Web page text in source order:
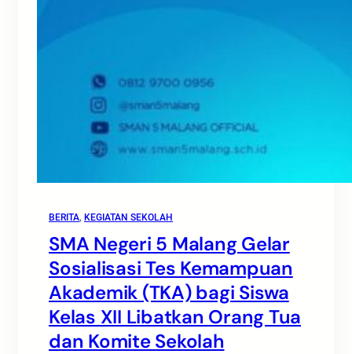
BERITA, KEGIATAN SEKOLAH
SMA Negeri 5 Malang Gelar
Sosialisasi Tes Kemampuan
Akademik (TKA) bagi Siswa
Kelas XII Libatkan Orang Tua
dan Komite Sekolah